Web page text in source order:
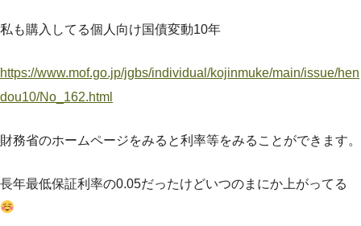
私も購入してる個人向け国債変動10年
https://www.mof.go.jp/jgbs/individual/kojinmuke/main/issue/hen
dou10/No_162.html
財務省のホームページをみると利率等をみることができます。
長年最低保証利率の0.05だったけどいつのまにか上がってる